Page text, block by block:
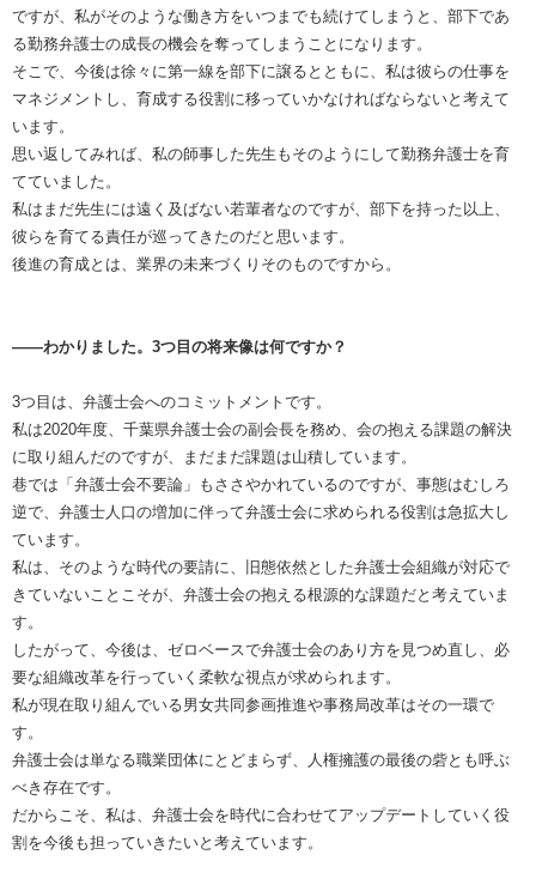
ですが、私がそのような働き方をいつまでも続けてしまうと、部下であ
る勤務弁護士の成長の機会を奪ってしまうことになります。
そこで、今後は徐々に第一線を部下に譲るとともに、私は彼らの仕事を
マネジメントし、育成する役割に移っていかなければならないと考えて
います。
思い返してみれば、私の師事した先生もそのようにして勤務弁護士を育
てていました。
私はまだ先生には遠く及ばない若輩者なのですが、部下を持った以上、
彼らを育てる責任が巡ってきたのだと思います。
後進の育成とは、業界の未来づくりそのものですから。
――わかりました。3つ目の将来像は何ですか？
3つ目は、弁護士会へのコミットメントです。
私は2020年度、千葉県弁護士会の副会長を務め、会の抱える課題の解決
に取り組んだのですが、まだまだ課題は山積しています。
巷では「弁護士会不要論」もささやかれているのですが、事態はむしろ
逆で、弁護士人口の増加に伴って弁護士会に求められる役割は急拡大し
ています。
私は、そのような時代の要請に、旧態依然とした弁護士会組織が対応で
きていないことこそが、弁護士会の抱える根源的な課題だと考えていま
す。
したがって、今後は、ゼロベースで弁護士会のあり方を見つめ直し、必
要な組織改革を行っていく柔軟な視点が求められます。
私が現在取り組んでいる男女共同参画推進や事務局改革はその一環で
す。
弁護士会は単なる職業団体にとどまらず、人権擁護の最後の砦とも呼ぶ
べき存在です。
だからこそ、私は、弁護士会を時代に合わせてアップデートしていく役
割を今後も担っていきたいと考えています。